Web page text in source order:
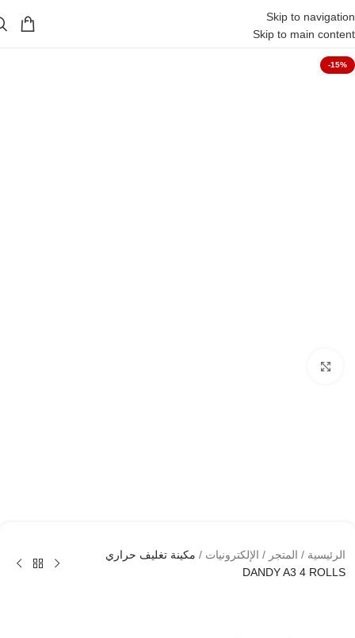
Skip to navigation
Skip to main content
-15%
الرئيسية / المتجر / الإلكترونيات / مكينة تغليف حراري
DANDY A3 4 ROLLS